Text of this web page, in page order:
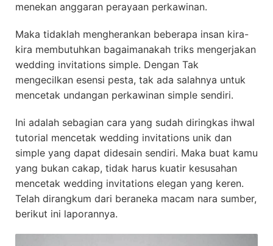
menekan anggaran perayaan perkawinan.
Maka tidaklah mengherankan beberapa insan kira-
kira membutuhkan bagaimanakah triks mengerjakan
wedding invitations simple. Dengan Tak
mengecilkan esensi pesta, tak ada salahnya untuk
mencetak undangan perkawinan simple sendiri.
Ini adalah sebagian cara yang sudah diringkas ihwal
tutorial mencetak wedding invitations unik dan
simple yang dapat didesain sendiri. Maka buat kamu
yang bukan cakap, tidak harus kuatir kesusahan
mencetak wedding invitations elegan yang keren.
Telah dirangkum dari beraneka macam nara sumber,
berikut ini laporannya.